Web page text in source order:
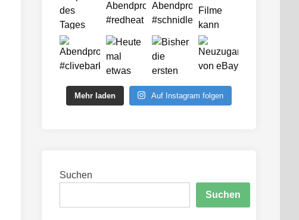
Mehr laden Auf Instagram folgen
Suchen
Suchen